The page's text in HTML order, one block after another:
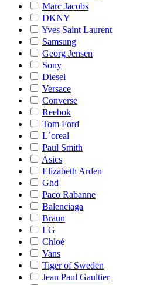
Marc Jacobs
DKNY
Yves Saint Laurent
Samsung
Georg Jensen
Sony
Diesel
Versace
Converse
Reebok
Tom Ford
L´oreal
Paul Smith
Asics
Elizabeth Arden
Ghd
Paco Rabanne
Balenciaga
Braun
LG
Chloé
Vans
Tiger of Sweden
Jean Paul Gaultier